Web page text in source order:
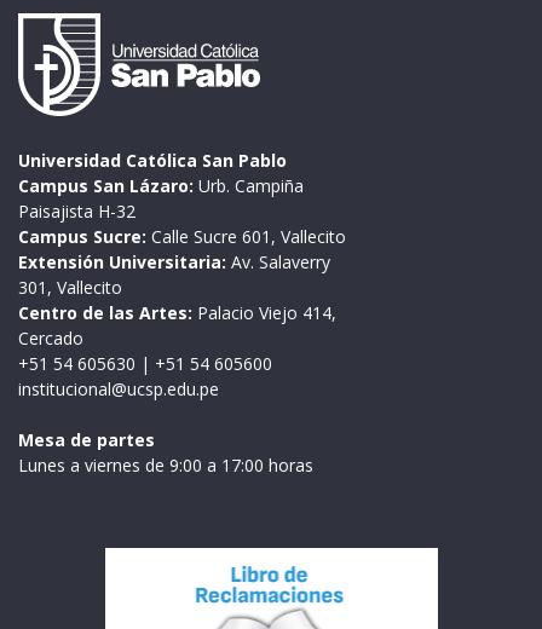
Universidad Católica San Pablo
Campus San Lázaro: Urb. Campiña
Paisajista H-32
Campus Sucre: Calle Sucre 601, Vallecito
Extensión Universitaria: Av. Salaverry
301, Vallecito
Centro de las Artes: Palacio Viejo 414,
Cercado
+51 54 605630 | +51 54 605600
institucional@ucsp.edu.pe
Mesa de partes
Lunes a viernes de 9:00 a 17:00 horas